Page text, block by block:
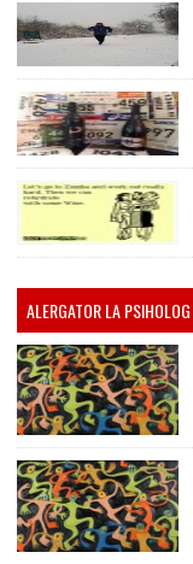
ALERGATOR LA PSIHOLOG